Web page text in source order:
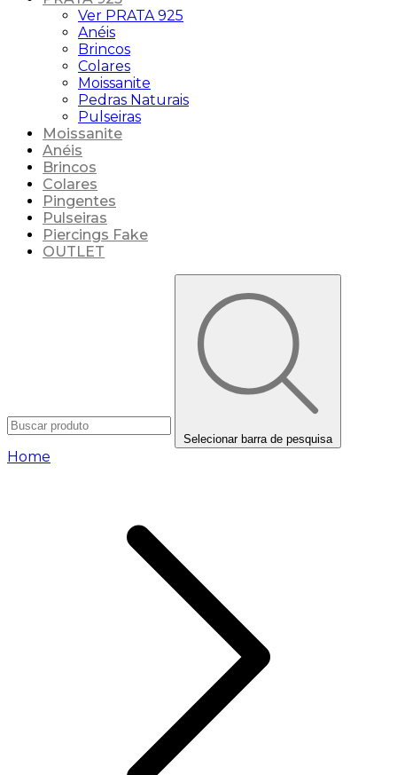
Ver PRATA 925
Anéis
Brincos
Colares
Moissanite
Pedras Naturais
Pulseiras
Moissanite
Anéis
Brincos
Colares
Pingentes
Pulseiras
Piercings Fake
OUTLET
Selecionar barra de pesquisa
Home